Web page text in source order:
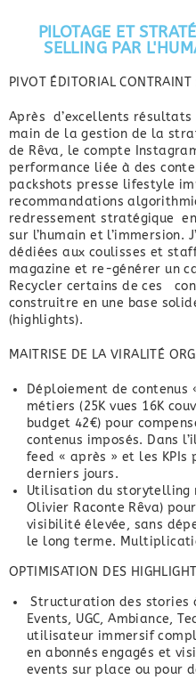
PILOTAGE ET
SELLING PAR
PIVOT ÉDITORIAL CONTRAINT
Après d’excellents
main de la gestion de la
de Rêva, le compte
performance liée à des
packshots presse lifestyle
recommandations
redressement stratégique
sur l’humain et l’immersion.
dédiées aux coulisses et
magazine et re-générer un
Recycler certains de ces
construitre en une base
(highlights).
MAITRISE DE LA VIRALITÉ
Déploiement de contenus
métiers (25K vues 16K
budget 42€) pour
contenus imposés. Dans
feed « après » et les KPIs
derniers jours.
Utilisation du storytelling
Olivier Raconte Rêva)
visibilité élevée, sans
le long terme.
OPTIMISATION DES
Structuration des stories
Events, UGC, Ambiance,
utilisateur immersif
en abonnés engagés et
events sur place ou pour